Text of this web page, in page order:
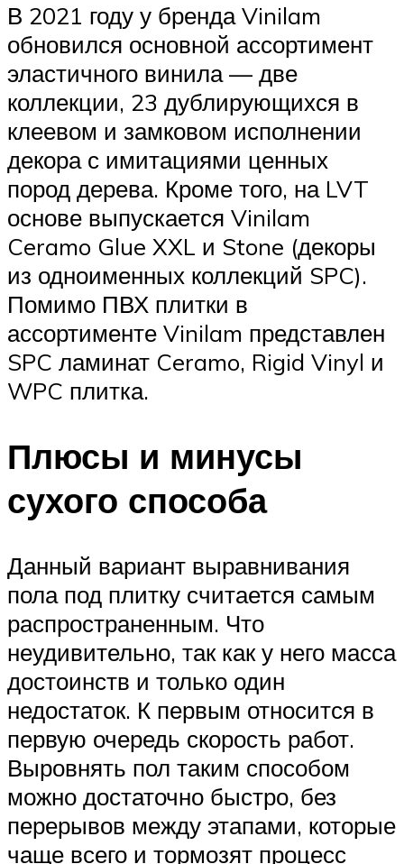
В 2021 году у бренда Vinilam
обновился основной ассортимент
эластичного винила — две
коллекции, 23 дублирующихся в
клеевом и замковом исполнении
декора с имитациями ценных
пород дерева. Кроме того, на LVT
основе выпускается Vinilam
Ceramo Glue XXL и Stone (декоры
из одноименных коллекций SPC).
Помимо ПВХ плитки в
ассортименте Vinilam представлен
SPC ламинат Ceramo, Rigid Vinyl и
WPC плитка.
Плюсы и минусы
сухого способа
Данный вариант выравнивания
пола под плитку считается самым
распространенным. Что
неудивительно, так как у него масса
достоинств и только один
недостаток. К первым относится в
первую очередь скорость работ.
Выровнять пол таким способом
можно достаточно быстро, без
перерывов между этапами, которые
чаще всего и тормозят процесс